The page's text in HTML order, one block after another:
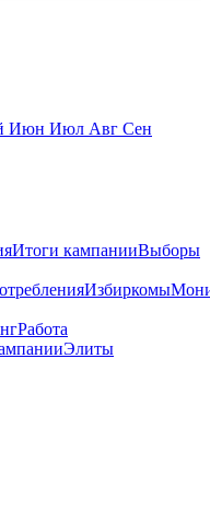
Июн Июл Авг Сен
Итоги кампанииВыборы
Избиркомы
Работа
Элиты